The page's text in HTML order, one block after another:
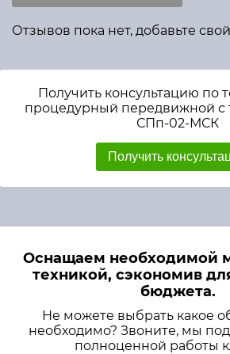
Отзывов пока нет, добавьте
Получить консультацию по
процедурный передвижной с
СПп-02-МСК
Получить
Оснащаем необходимой
техникой, сэкономив
бюджета.
Не можете выбрать какое
необходимо? Звоните, мы
полноценной работы